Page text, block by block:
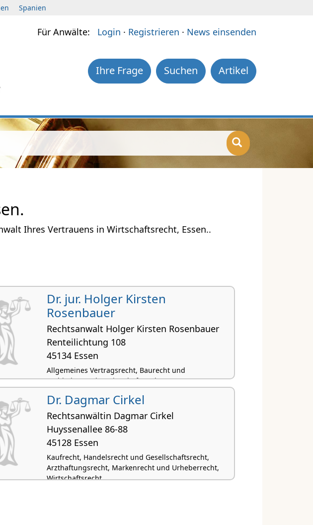
Spanien
Für Anwälte: Login · Registrieren · News einsenden
Artikel
Suchen
Ihre Frage
Ihres Vertrauens in Wirtschaftsrecht, Essen..
Dr. jur. Holger Kirsten
Rosenbauer
Rechtsanwalt Holger Kirsten Rosenbauer
Renteilichtung 108
45134 Essen
Allgemeines Vertragsrecht, Baurecht und
Architektenrecht, Wirtschaftsrecht
Dr. Dagmar Cirkel
Rechtsanwältin Dagmar Cirkel
Huyssenallee 86-88
45128 Essen
Kaufrecht, Handelsrecht und Gesellschaftsrecht,
Arzthaftungsrecht, Markenrecht und Urheberrecht,
Wirtschaftsrecht